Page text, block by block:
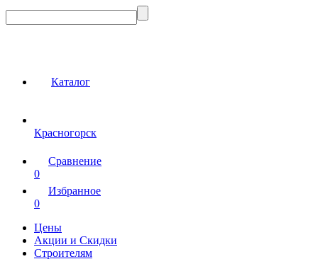
Каталог
Красногорск
Сравнение
0
Избранное
0
Цены
Акции и Скидки
Строителям